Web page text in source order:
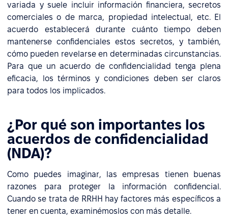
variada y suele incluir información financiera, secretos
comerciales o de marca, propiedad intelectual, etc. El
acuerdo establecerá durante cuánto tiempo deben
mantenerse confidenciales estos secretos, y también,
cómo pueden revelarse en determinadas circunstancias.
Para que un acuerdo de confidencialidad tenga plena
eficacia, los términos y condiciones deben ser claros
para todos los implicados.
¿Por qué son importantes los
acuerdos de confidencialidad
(NDA)?
Como puedes imaginar, las empresas tienen buenas
razones para proteger la información confidencial.
Cuando se trata de RRHH hay factores más específicos a
tener en cuenta, examinémoslos con más detalle.